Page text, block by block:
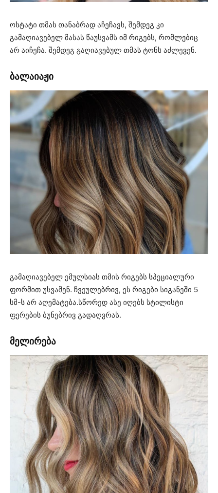
ოსტატი თმას თანაბრად აჩეჩავს, შემდეგ კი
გამაღიავებელ მასას წაუსვამს იმ რიგებს, რომლებიც
არ აიჩეჩა. შემდეგ გაღიავებულ თმას ტონს აძლევენ.
ბალაიაჟი
გამაღიავებელ ემულსიას თმის რიგებს სპეციალური
ფორმით უსვამენ. ჩვეულებრივ, ეს რიგები სიგანეში 5
სმ-ს არ აღემატება.სწორედ ასე იღებს სტილისტი
ფერების ბუნებრივ გადაღვრას.
მელირება